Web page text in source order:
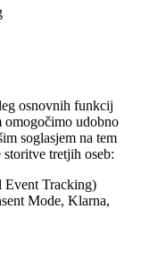
osnovnih funkcij
udobno
soglasjem na tem
storitve tretjih oseb:
Event Tracking)
Mode, Klarna,